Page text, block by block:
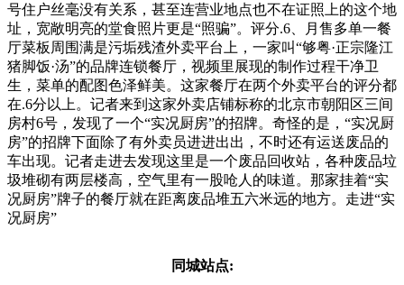
号住户丝毫没有关系，甚至连营业地点也不在证照上的这个地
址，宽敞明亮的堂食照片更是“照骗”。评分.6、月售多单一餐
厅菜板周围满是污垢残渣外卖平台上，一家叫“够粤·正宗隆江
猪脚饭·汤”的品牌连锁餐厅，视频里展现的制作过程干净卫
生，菜单的配图色泽鲜美。这家餐厅在两个外卖平台的评分都
在.6分以上。记者来到这家外卖店铺标称的北京市朝阳区三间
房村6号，发现了一个“实况厨房”的招牌。奇怪的是，“实况厨
房”的招牌下面除了有外卖员进进出出，不时还有运送废品的
车出现。记者走进去发现这里是一个废品回收站，各种废品垃
圾堆砌有两层楼高，空气里有一股呛人的味道。那家挂着“实
况厨房”牌子的餐厅就在距离废品堆五六米远的地方。走进“实
况厨房”
同城站点: